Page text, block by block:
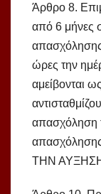
Άρθρο 8.
από 6 μήνες
ώρες την
αμείβονται
απασχόληση
ΤΗΝ